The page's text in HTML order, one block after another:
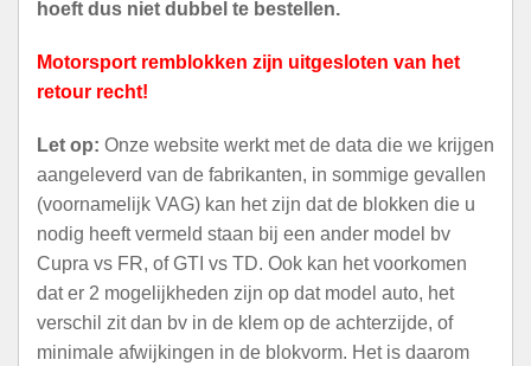
hoeft dus niet dubbel te bestellen.
Motorsport remblokken zijn uitgesloten van het
retour recht!
Let op: Onze website werkt met de data die we krijgen
aangeleverd van de fabrikanten, in sommige gevallen
(voornamelijk VAG) kan het zijn dat de blokken die u
nodig heeft vermeld staan bij een ander model bv
Cupra vs FR, of GTI vs TD. Ook kan het voorkomen
dat er 2 mogelijkheden zijn op dat model auto, het
verschil zit dan bv in de klem op de achterzijde, of
minimale afwijkingen in de blokvorm. Het is daarom